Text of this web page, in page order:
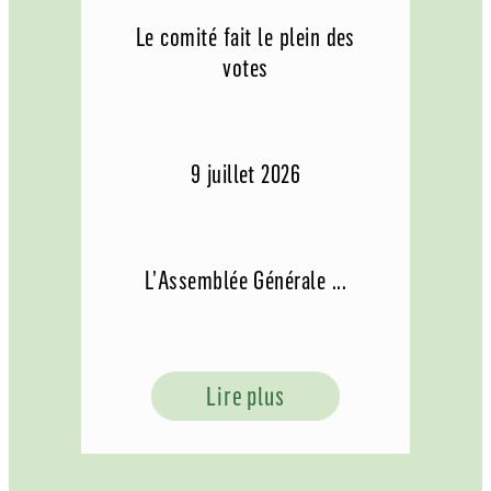
Le comité fait le plein des
votes
9 juillet 2026
L’Assemblée Générale ...
Lire plus